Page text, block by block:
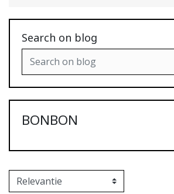
Search on blog
BONBON